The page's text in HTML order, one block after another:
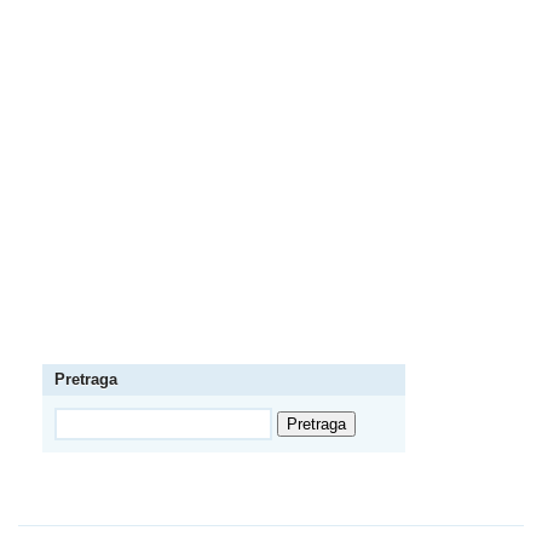
Pretraga